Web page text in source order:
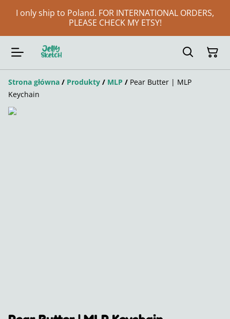
I only ship to Poland. FOR INTERNATIONAL ORDERS,
PLEASE CHECK MY ETSY!
Strona główna / Produkty / MLP / Pear Butter | MLP
Keychain